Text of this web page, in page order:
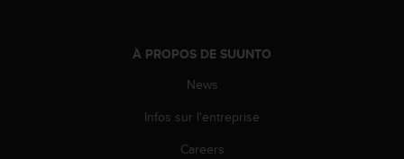
À PROPOS DE SUUNTO
News
Infos sur l'entreprise
Careers